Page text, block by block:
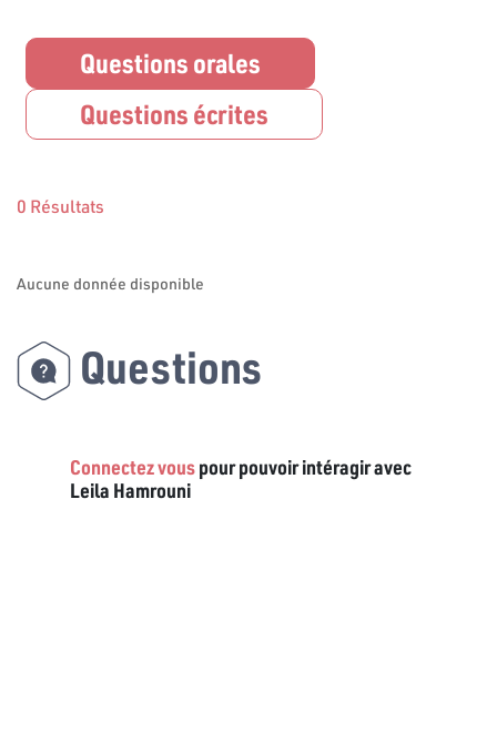
Questions orales
Questions écrites
0 Résultats
Aucune donnée disponible
Questions
Connectez vouspour pouvoir intéragir avec
Leila Hamrouni